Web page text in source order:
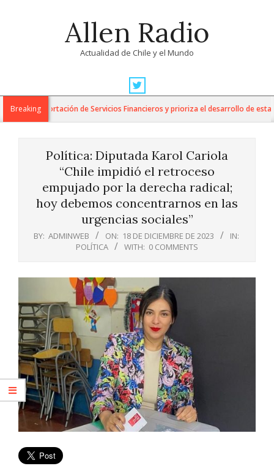
Allen Radio
Actualidad de Chile y el Mundo
Navigation
MenuBreaking
la Exportación de Servicios Financieros y prioriza el desarrollo de esta
Política: Diputada Karol Cariola
“Chile impidió el retroceso
empujado por la derecha radical;
hoy debemos concentrarnos en las
urgencias sociales”
BY: ADMINWEB ON: 18 DE DICIEMBRE DE 2023
IN:
POLÍTICA
WITH: 0 COMMENTS